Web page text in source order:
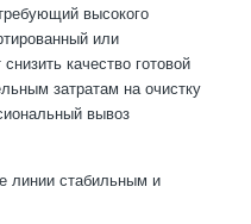
высокого
или
качество готовой
затратам на очистку
вывоз
линии стабильным и